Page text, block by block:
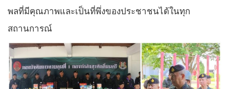
พลที่มีคุณภาพและเป็นที่พึ่งของประชาชนได้ในทุก
สถานการณ์